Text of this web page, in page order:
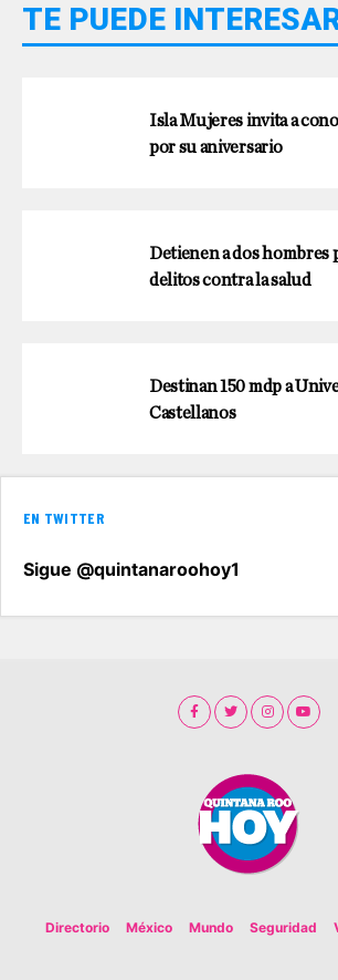
TE PUEDE
Isla Mujeres invita a
por su aniversario
Detienen a dos hombres
delitos contra la salud
Destinan 150 mdp a
Castellanos
EN TWITTER
Sigue @quintanaroohoy1
Directorio México Mundo Seguridad